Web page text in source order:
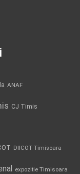
ANAF
CJ Timis
DIICOT Timisoara
expozitie Timisoara